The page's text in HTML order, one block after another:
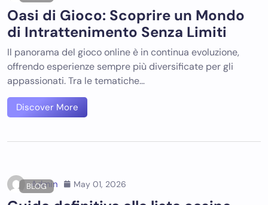
Oasi di Gioco: Scoprire un Mondo
di Intrattenimento Senza Limiti
Il panorama del gioco online è in continua evoluzione,
offrendo esperienze sempre più diversificate per gli
appassionati. Tra le tematiche…
Discover More
BLOG
Admin May 01, 2026